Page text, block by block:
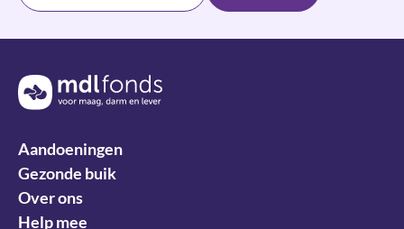
Terug naar de homepage
Aandoeningen
Gezonde buik
Over ons
Help mee